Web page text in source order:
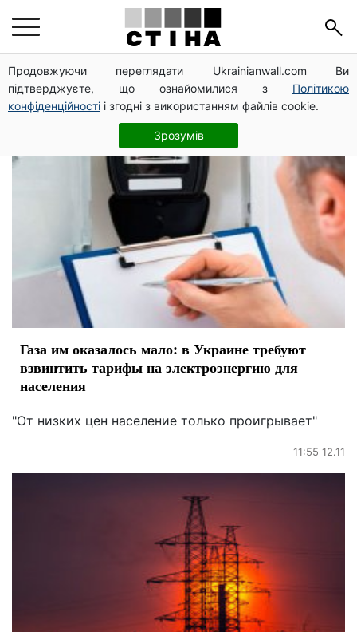
Продовжуючи переглядати Ukrainianwall.com Ви
підтверджуєте, що ознайомилися з Політикою
конфіденційності і згодні з використанням файлів cookie.
Зрозумів
электроэнергия
Газа им оказалось мало: в Украине требуют
взвинтить тарифы на электроэнергию для
населения
"От низких цен население только проигрывает"
11:55 12.11